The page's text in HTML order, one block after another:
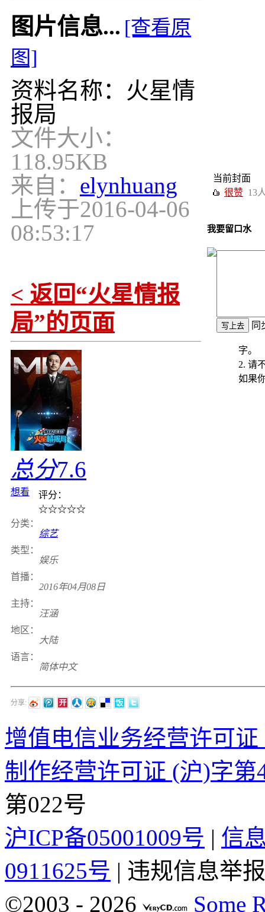
当前封面
很赞 13
我要留口水
同
字。
2. 请
如果
图片信息... [查看原
图]
资料名称：火星情
报局
文件大小：
118.95KB
来自： elynhuang
上传于2016-04-06
08:53:17
< 返回“火星情报
局”的页面
总分7.6
想看
评分：
☆☆☆☆☆
分类：
综艺
类型：
娱乐
首播：
2016年04月08日
主持：
汪涵
地区：
大陆
语言：
简体中文
分享:
增值电信业务经营许可证
制作经营许可证 (沪)字第
第022号
沪ICP备05001009号 | 信
0911625号 | 违规信息举
©2003 - 2026 Some